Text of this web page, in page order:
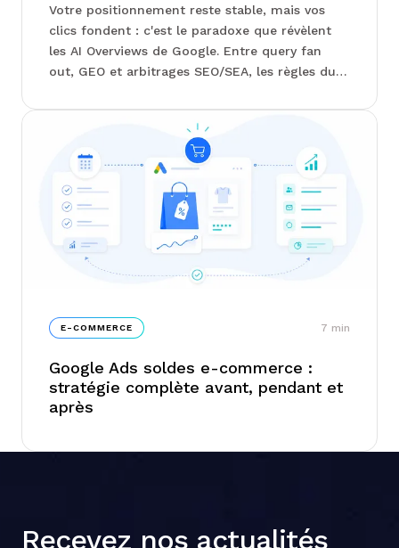
Votre positionnement reste stable, mais vos
clics fondent : c'est le paradoxe que révèlent
les AI Overviews de Google. Entre query fan
out, GEO et arbitrages SEO/SEA, les règles du
Search Console
E-COMMERCE 7 min
Google Ads soldes e-commerce :
stratégie complète avant, pendant et
après
Recevez nos actualités